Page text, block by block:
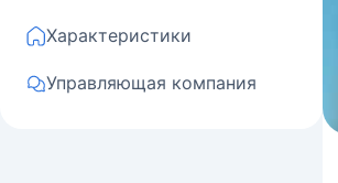
Характеристики
Управляющая компания